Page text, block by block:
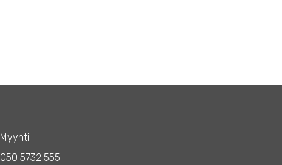
Myynti
050 5732 555